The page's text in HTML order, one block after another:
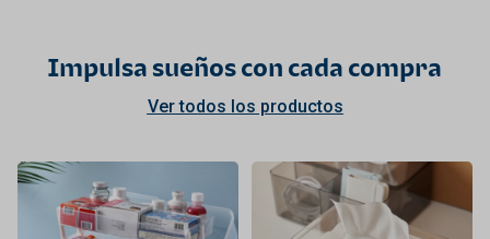
Impulsa sueños con cada compra
Ver todos los productos